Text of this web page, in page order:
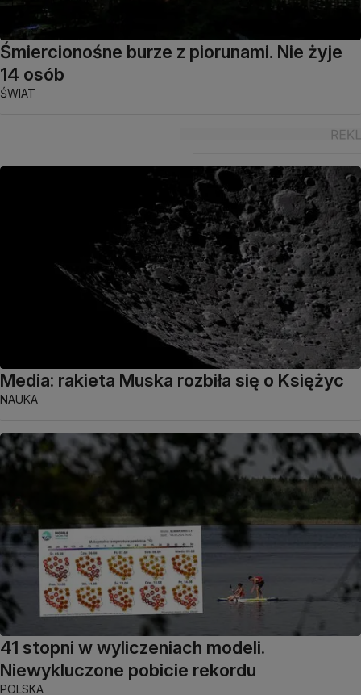
Śmiercionośne burze z piorunami. Nie żyje
14 osób
ŚWIAT
Media: rakieta Muska rozbiła się o Księżyc
NAUKA
41 stopni w wyliczeniach modeli.
Niewykluczone pobicie rekordu
POLSKA